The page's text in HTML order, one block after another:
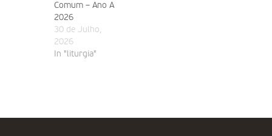
Comum – Ano A
2026
30 de Julho,
2026
In "liturgia"